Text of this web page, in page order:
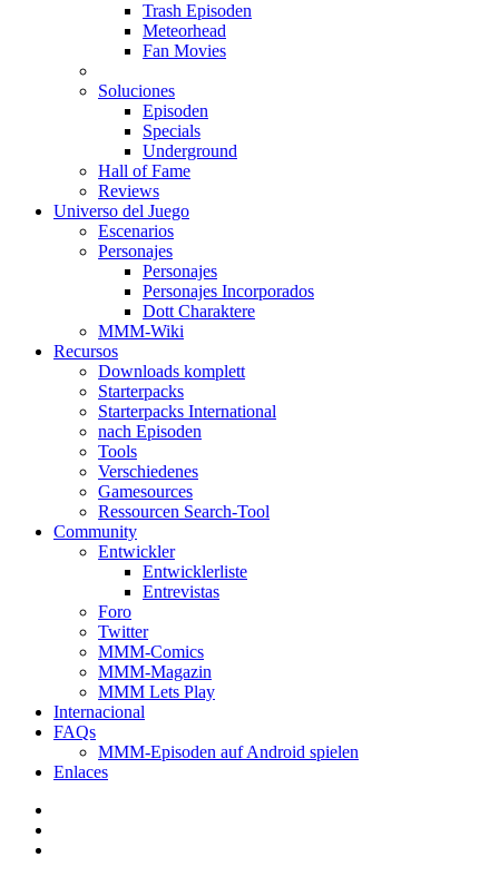
Trash Episoden
Meteorhead
Fan Movies
Soluciones
Episoden
Specials
Underground
Hall of Fame
Reviews
Universo del Juego
Escenarios
Personajes
Personajes
Personajes Incorporados
Dott Charaktere
MMM-Wiki
Recursos
Downloads komplett
Starterpacks
Starterpacks International
nach Episoden
Tools
Verschiedenes
Gamesources
Ressourcen Search-Tool
Community
Entwickler
Entwicklerliste
Entrevistas
Foro
Twitter
MMM-Comics
MMM-Magazin
MMM Lets Play
Internacional
FAQs
MMM-Episoden auf Android spielen
Enlaces